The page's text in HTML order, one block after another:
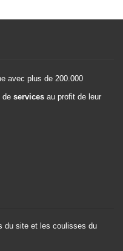
avec plus de 200.000
de services au profit de leur
du site et les coulisses du